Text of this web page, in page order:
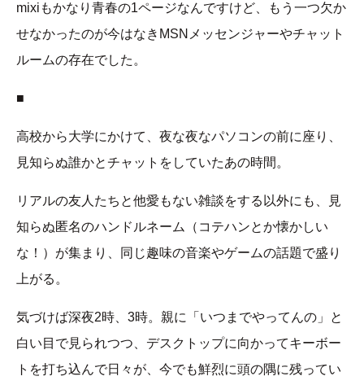
mixiもかなり青春の1ページなんですけど、もう一つ欠か
せなかったのが今はなきMSNメッセンジャーやチャット
ルームの存在でした。
■
高校から大学にかけて、夜な夜なパソコンの前に座り、
見知らぬ誰かとチャットをしていたあの時間。
リアルの友人たちと他愛もない雑談をする以外にも、見
知らぬ匿名のハンドルネーム（コテハンとか懐かしい
な！）が集まり、同じ趣味の音楽やゲームの話題で盛り
上がる。
気づけば深夜2時、3時。親に「いつまでやってんの」と
白い目で見られつつ、デスクトップに向かってキーボー
トを打ち込んで日々が、今でも鮮烈に頭の隅に残ってい